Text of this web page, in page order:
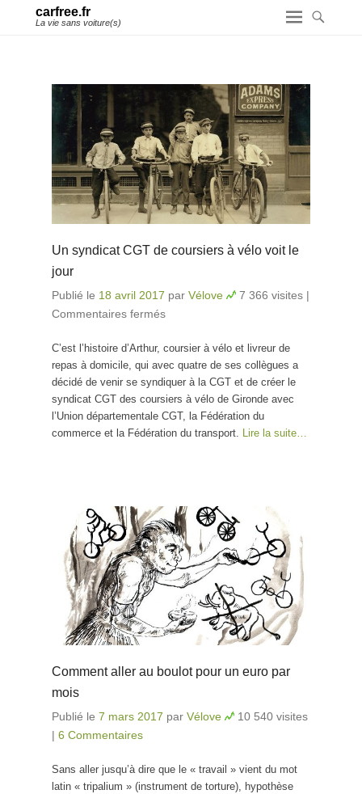
carfree.fr
La vie sans voiture(s)
Un syndicat CGT de coursiers à vélo voit le
jour
Publié le 18 avril 2017 par Vélove 7 366 visites |
Commentaires fermés
C’est l’histoire d’Arthur, coursier à vélo et livreur de
repas à domicile, qui avec quatre de ses collègues a
décidé de venir se syndiquer à la CGT et de créer le
syndicat CGT des coursiers à vélo de Gironde avec
l’Union départementale CGT, la Fédération du
commerce et la Fédération du transport.
Lire la suite…
Comment aller au boulot pour un euro par
mois
Publié le 7 mars 2017 par Vélove
10 540 visites
| 6 Commentaires
Sans aller jusqu’à dire que le « travail » vient du mot
latin « tripalium » (instrument de torture), hypothèse